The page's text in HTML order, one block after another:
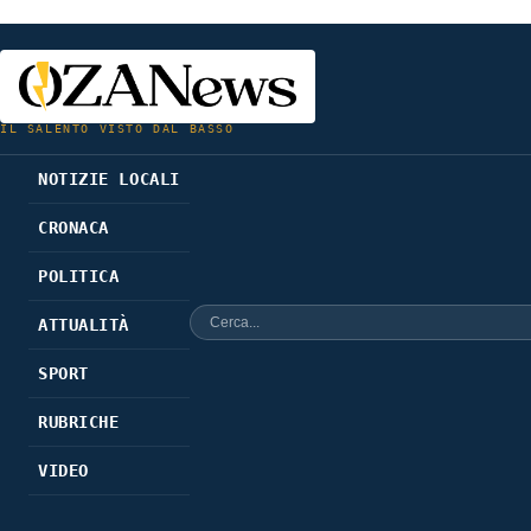
IL SALENTO VISTO DAL BASSO
NOTIZIE LOCALI
CRONACA
POLITICA
ATTUALITÀ
SPORT
RUBRICHE
VIDEO